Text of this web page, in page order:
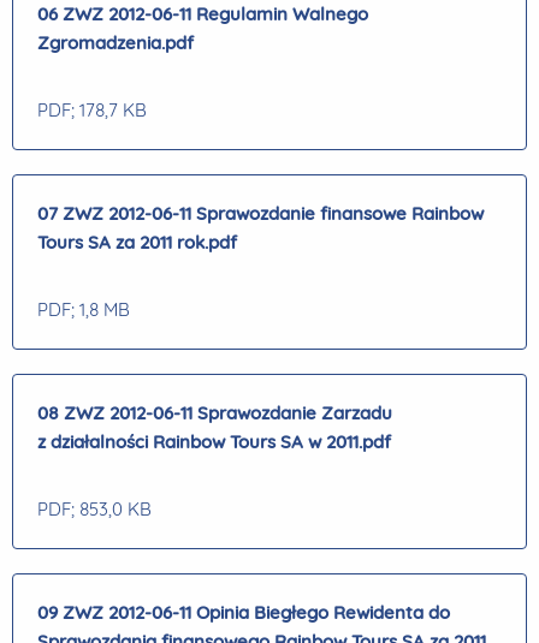
06 ZWZ 2012-06-11 Regulamin Walnego
Zgromadzenia.pdf
PDF; 178,7 KB
07 ZWZ 2012-06-11 Sprawozdanie finansowe Rainbow
Tours SA za 2011 rok.pdf
PDF; 1,8 MB
08 ZWZ 2012-06-11 Sprawozdanie Zarzadu
z działalności Rainbow Tours SA w 2011.pdf
PDF; 853,0 KB
09 ZWZ 2012-06-11 Opinia Biegłego Rewidenta do